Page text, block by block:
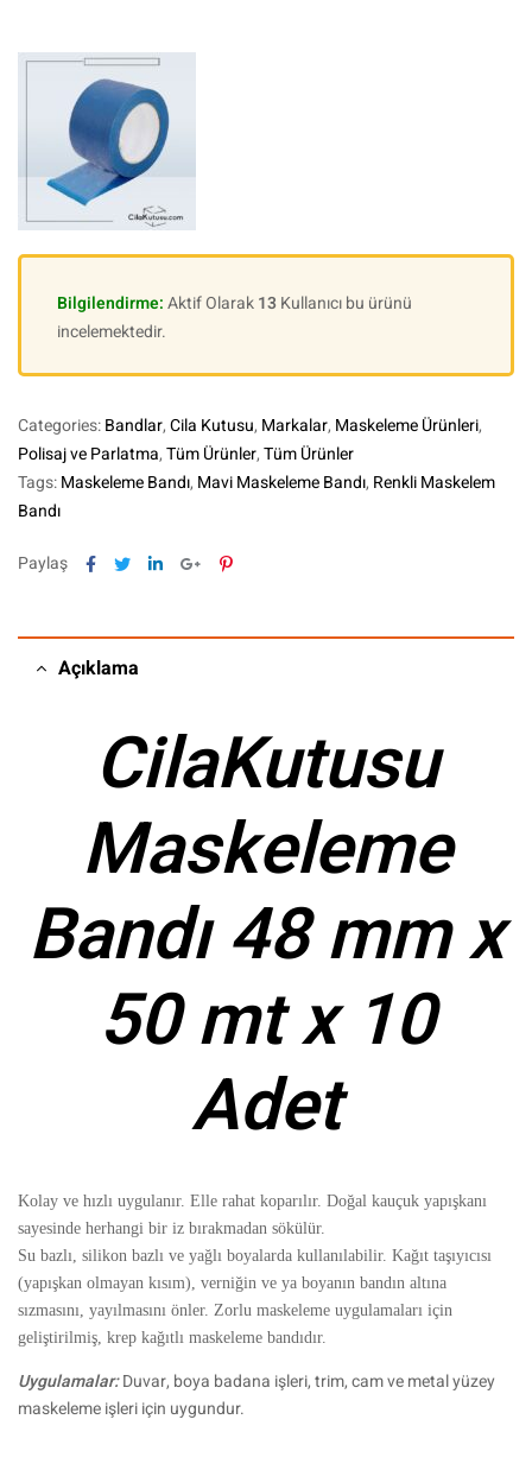
Bilgilendirme:Aktif Olarak13Kullanıcı bu ürünü
incelemektedir.
Categories:Bandlar,Cila Kutusu, Markalar, Maskeleme Ürünleri,
Polisaj ve Parlatma,Tüm Ürünler,Tüm Ürünler
Tags:Maskeleme Bandı, Mavi Maskeleme Bandı, Renkli Maskelem
Bandı
Paylaş Facebook
TwitterLinkedinGoogle+Pinterest
Açıklama
CilaKutusu
Maskeleme
Bandı 48 mm x
50 mt x 10
Adet
Kolay ve hızlı uygulanır. Elle rahat koparılır. Doğal kauçuk yapışkanı
sayesinde herhangi bir iz bırakmadan sökülür.
Su bazlı, silikon bazlı ve yağlı boyalarda kullanılabilir. Kağıt taşıyıcısı
(yapışkan olmayan kısım), verniğin ve ya boyanın bandın altına
sızmasını, yayılmasını önler. Zorlu maskeleme uygulamaları için
geliştirilmiş, krep kağıtlı maskeleme bandıdır.
Uygulamalar:Duvar, boya badana işleri, trim, cam ve metal yüzey
maskeleme işleri için uygundur.